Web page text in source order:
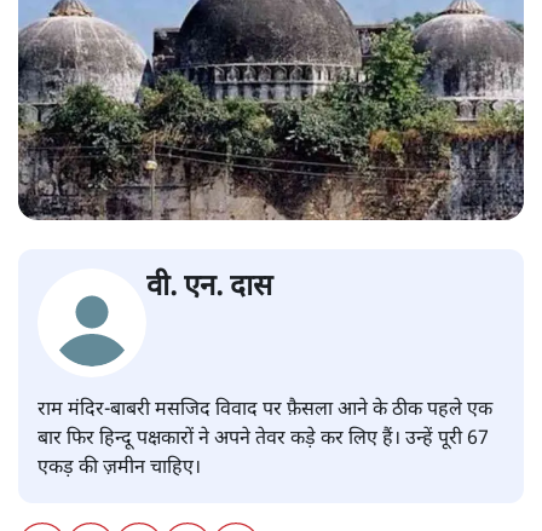
वी. एन. दास
राम मंदिर-बाबरी मसजिद विवाद पर फ़ैसला आने के ठीक पहले एक
बार फिर हिन्दू पक्षकारों ने अपने तेवर कड़े कर लिए हैं। उन्हें पूरी 67
एकड़ की ज़मीन चाहिए।